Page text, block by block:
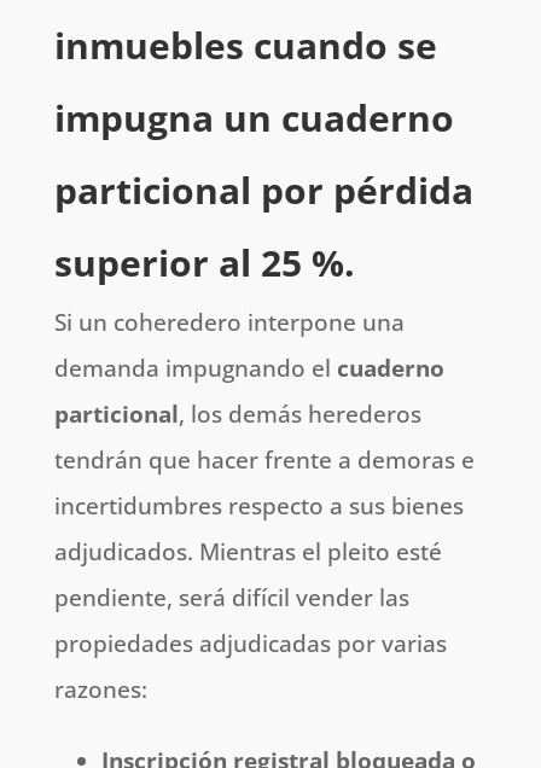
inmuebles cuando se
impugna un cuaderno
particional por pérdida
superior al 25 %.
Si un coheredero interpone una
demanda impugnando el cuaderno
particional, los demás herederos
tendrán que hacer frente a demoras e
incertidumbres respecto a sus bienes
adjudicados. Mientras el pleito esté
pendiente, será difícil vender las
propiedades adjudicadas por varias
razones:
Inscripción registral bloqueada o